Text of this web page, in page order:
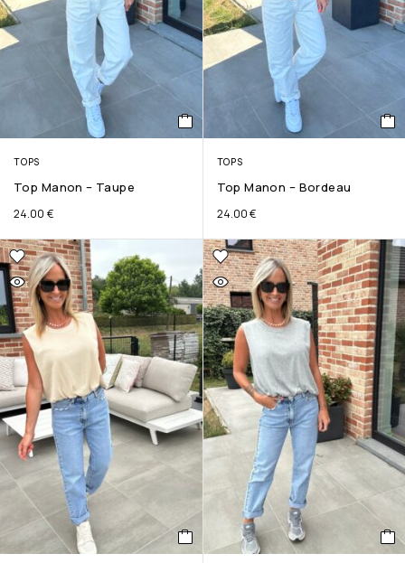
TOPS
Top Manon – Taupe
24.00 €
TOPS
Top Manon – Bordeau
24.00€